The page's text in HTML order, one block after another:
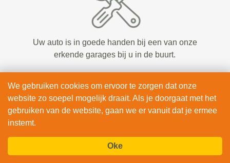
Uw auto is in goede handen bij een van onze
erkende garages bij u in de buurt.
BEKIJK & BOEK
We gebruiken cookies om ervoor te zorgen dat onze
website zo soepel mogelijk draait. Als je doorgaat met het
gebruiken van de website, gaan we er vanuit dat je ermee
instemt.
Oke